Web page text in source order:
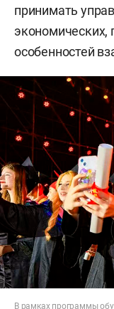
принимать
экономических,
особенностей
В рамках программы